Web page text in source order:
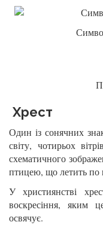
Хрест
Один із сонячних
світу, чотирьох
схематичного
птицею, що летить по
У християнстві
воскресіння, яким
освячує.